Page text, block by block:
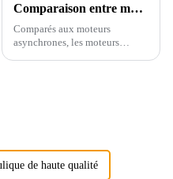
Comparaison entre moteur synchrone à aimant permanent et moteur asynchrone !
Comparés aux moteurs
asynchrones, les moteurs
de haute qualité